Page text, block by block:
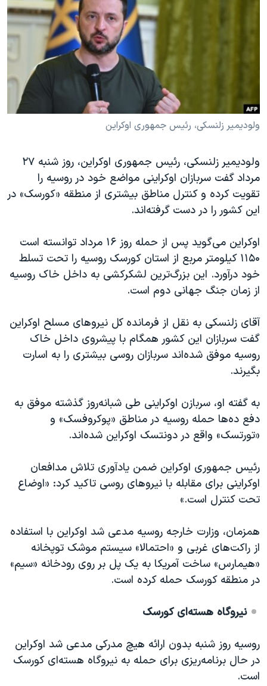
انتخابات ریاست جمهوری آمریکا ۲۰۲۴
حمله جمهوری اسلامی به اسرائیل
ورزش زنان در ایران
تریبونال مردمی آبان ۹۸
دادگاه حمید نوری
چهل سال گروگان‌گیری
اعتراضات مردمی آبان ۹۸
اسرائیل در جنگ
نرگس محمدی برنده جایزه نوبل صلح
صفحه‌های ویژه
سفر پرزیدنت ترامپ به چین
ولودیمیر زلنسکی، رئیس جمهوری اوکراین
ولودیمیر زلنسکی، رئیس جمهوری اوکراین، روز شنبه ۲۷
مرداد گفت سربازان اوکراینی مواضع خود در روسیه را
تقویت کرده و کنترل مناطق بیشتری از منطقه «کورسک» در
این کشور را در دست گرفته‌اند.
اوکراین می‌گوید پس از حمله روز ۱۶ مرداد توانسته است
۱۱۵۰ کیلومتر مربع از استان کورسک روسیه را تحت تسلط
خود درآورد. این بزرگ‌ترین لشکرکشی به داخل خاک روسیه
از زمان جنگ جهانی دوم است.
آقای زلنسکی به نقل از فرمانده کل نیروهای مسلح اوکراین
گفت سربازان این کشور همگام با پیشروی داخل خاک
روسیه موفق شده‌اند سربازان روسی بیشتری را به اسارت
بگیرند.
به گفته او، سربازن اوکراینی طی شبانه‌روز گذشته موفق به
دفع ده‌ها حمله روسیه در مناطق «پوکروفسک» و
«تورتسک» واقع در دونتسک اوکراین شده‌اند.
رئیس جمهوری اوکراین ضمن یادآوری تلاش مدافعان
اوکراینی برای مقابله با نیروهای روسی تاکید کرد: «اوضاع
تحت کنترل است.»
همزمان، وزارت خارجه روسیه مدعی شد اوکراین با استفاده
از راکت‌های غربی و «احتمالا» سیستم موشک توپخانه
«هیمارس» ساخت آمریکا به یک پل بر روی رودخانه «سیم»
در منطقه کورسک حمله کرده است.
نیروگاه هسته‌ای کورسک
روسیه روز شنبه بدون ارائه هیچ مدرکی مدعی شد اوکراین
در حال برنامه‌ریزی برای حمله به نیروگاه هسته‌ای کورسک
است.